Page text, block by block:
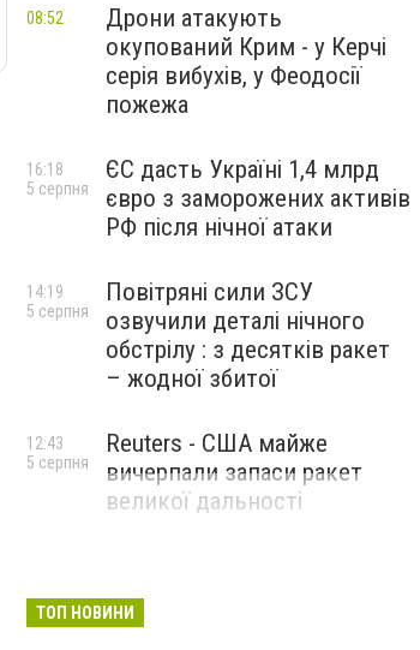
Дрони атакують
окупований Крим - у Керчі
серія вибухів, у Феодосії
пожежа
08:52
ЄС дасть Україні 1,4 млрд
євро з заморожених активів
РФ після нічної атаки
16:18
5 серпня
Повітряні сили ЗСУ
озвучили деталі нічного
обстрілу : з десятків ракет
– жодної збитої
14:19
5 серпня
Reuters - США майже
вичерпали запаси ракет
великої дальності
12:43
5 серпня
ТОП НОВИНИ